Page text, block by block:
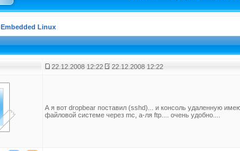
Embedded Linux
22.12.2008 12:22 22.12.2008 12:22
А я вот drоpbear поставил (sshd)... и консоль удаленную
файловой системе через mc, а-ля ftp.... очень удобно....